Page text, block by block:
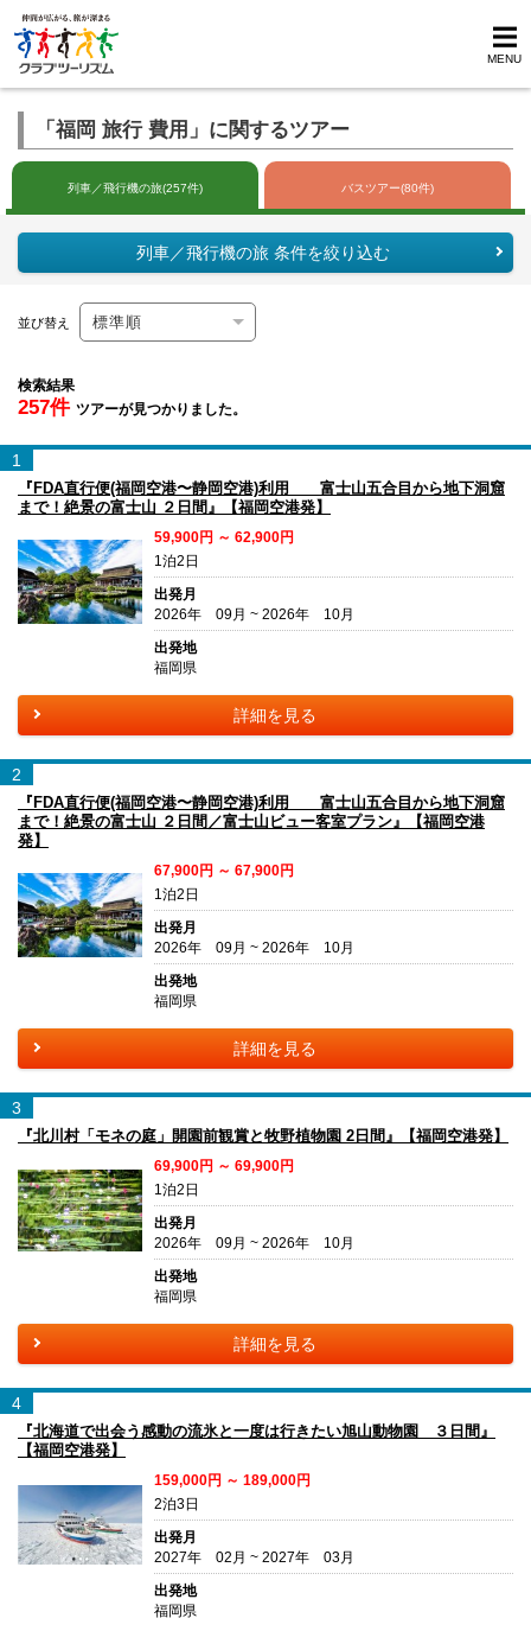
MENU
「福岡 旅行 費用」に関するツアー
列車／飛行機の旅(257件) バスツアー(80件)
列車／飛行機の旅 条件を絞り込む
並び替え
検索結果
257件 ツアーが見つかりました。
1
『FDA直行便(福岡空港〜静岡空港)利用 富士山五合目から地下洞窟
まで！絶景の富士山 ２日間』【福岡空港発】
59,900円 ～ 62,900円
1泊2日
出発月
2026年 09月 ~ 2026年 10月
出発地
福岡県
詳細を見る
2
『FDA直行便(福岡空港〜静岡空港)利用 富士山五合目から地下洞窟
まで！絶景の富士山 ２日間／富士山ビュー客室プラン』【福岡空港
発】
67,900円 ～ 67,900円
1泊2日
出発月
2026年 09月 ~ 2026年 10月
出発地
福岡県
詳細を見る
3
『北川村「モネの庭」開園前観賞と牧野植物園 2日間』【福岡空港発】
69,900円 ～ 69,900円
1泊2日
出発月
2026年 09月 ~ 2026年 10月
出発地
福岡県
詳細を見る
4
『北海道で出会う感動の流氷と一度は行きたい旭山動物園 ３日間』
【福岡空港発】
159,000円 ～ 189,000円
2泊3日
出発月
2027年 02月 ~ 2027年 03月
出発地
福岡県